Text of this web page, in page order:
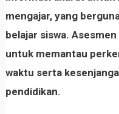
mengajar, yang
belajar siswa.
untuk memantau
waktu serta
pendidikan.